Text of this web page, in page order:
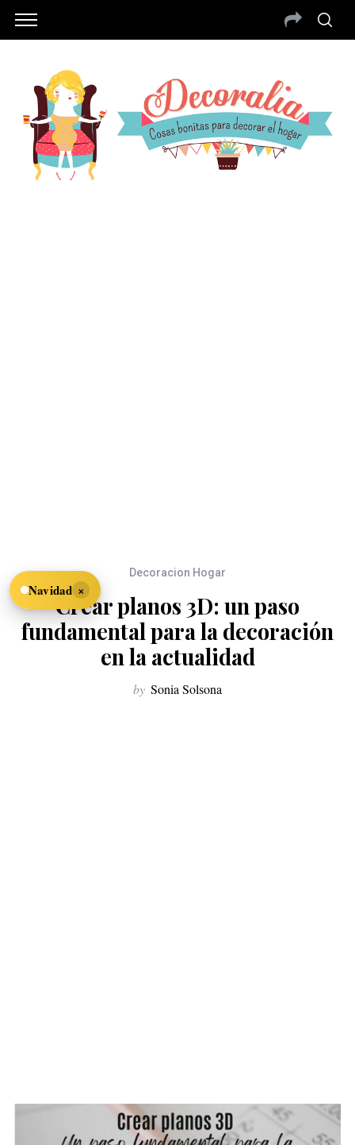
Decoracion Hogar
Crear planos 3D: un paso
fundamental para la decoración
en la actualidad
by Sonia Solsona
Navidad ×